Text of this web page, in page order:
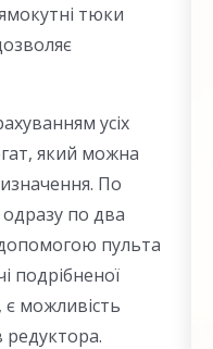
тюки
усіх
який можна
По
по два
пульта
подрібненої
можливість
редуктора.